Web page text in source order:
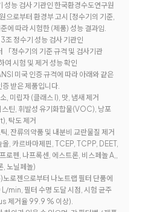
능 검사 기관인 한국환경수도연구원
으로부터 환경부 고시 [정수기의 기준,
에 따라 시험한 (제품) 성능 결과임.
조 정수기 성능 검사 기관인
「정수기의 기준 규격 및 검사기관
여 시험 및 제거 성능 확인
미국 인증 규격에 따라 아래와 같은
증 받은 제품입니다.
미립자 (클래스 I), 맛, 냄새 제거
틴, 휘발성 유기화합물(VOC), 낭포
탁도 제거
잔류의약품 및 내분비 교란물질 제거
, 카르바마제핀, TCEP, TCPP, DEET,
로펜, 나프록센, 에스트론, 비스페놀 A,,
, 노닐페놀)
로젠으로부터 나노트랩 필터 단품에
min, 필터 수명 도달 시점, 시험 균주
제거율 99.9 % 이상).